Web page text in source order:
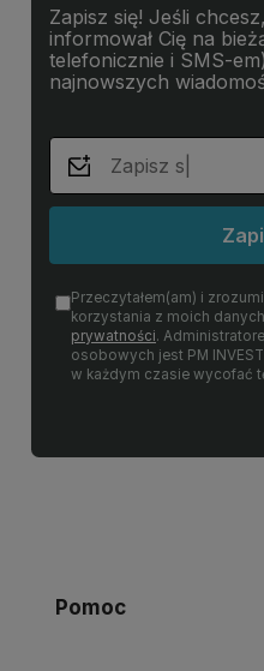
Zapisz się! Jeśli
informował Cię na
telefonicznie i SMS-
najnowszych
Przeczytałem(am) i
korzystania z moich
prywatności.
osobowych jest PM INVEST
w każdym czasie wycofać
Pomoc